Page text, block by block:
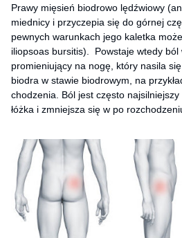
Prawy mięsień biodrowo lędźwiowy
miednicy i przyczepia się do górnej
pewnych warunkach jego kaletka
iliopsoas bursitis). Powstaje wtedy ból
promieniujący na nogę, który nasila
biodra w stawie biodrowym, na
chodzenia. Ból jest często
łóżka i zmniejsza się w po